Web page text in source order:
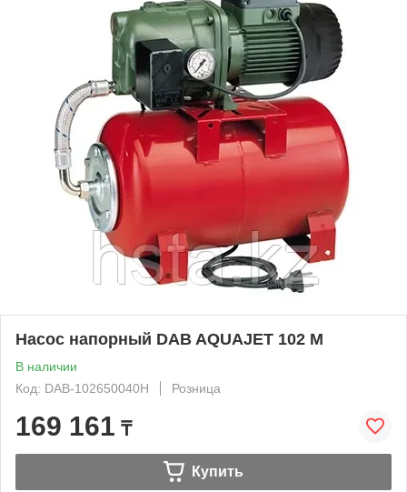
Насос напорный DAB AQUAJET 102 M
В наличии
Код: DAB-102650040H
Розница
169 161 ₸
Купить